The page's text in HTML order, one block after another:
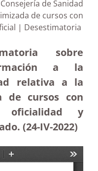
de Sanidad
de cursos con
| Desestimatoria
sobre
a la
relativa a la
de cursos con
oficialidad y
(24-IV-2022)